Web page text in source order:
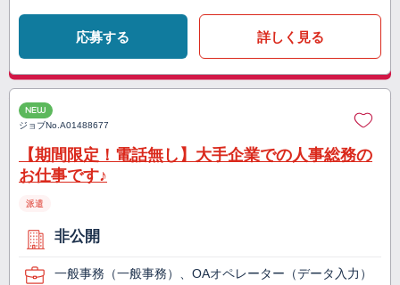
応募する 詳しく見る
NEW
ジョブNo.A01488677
【期間限定！電話無し】大手企業での人事総務の
お仕事です♪
派遣
非公開
一般事務（一般事務）、OAオペレーター（データ入力）